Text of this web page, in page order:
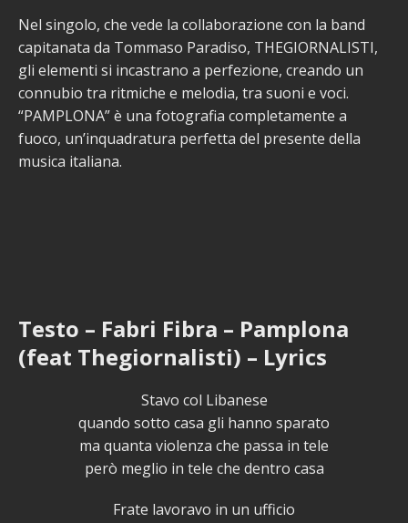
Nel singolo, che vede la collaborazione con la band
capitanata da Tommaso Paradiso, THEGIORNALISTI,
gli elementi si incastrano a perfezione, creando un
connubio tra ritmiche e melodia, tra suoni e voci.
“PAMPLONA” è una fotografia completamente a
fuoco, un’inquadratura perfetta del presente della
musica italiana.
Testo – Fabri Fibra – Pamplona
(feat Thegiornalisti) – Lyrics
Stavo col Libanese
quando sotto casa gli hanno sparato
ma quanta violenza che passa in tele
però meglio in tele che dentro casa
Frate lavoravo in un ufficio